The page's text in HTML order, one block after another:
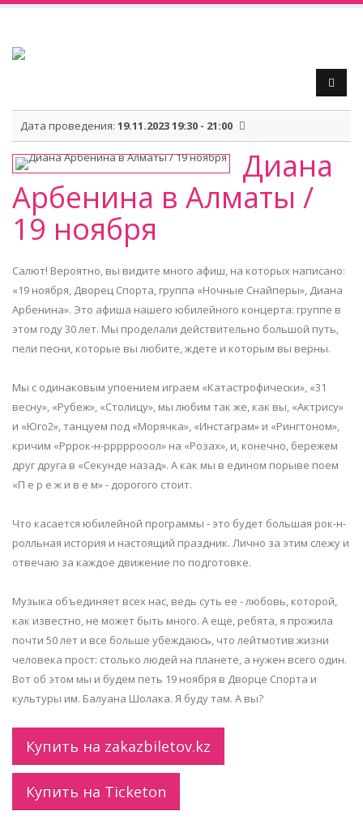
Дата проведения: 19.11.2023 19:30 - 21:00
Диана
Арбенина в Алматы /
19 ноября
Салют! Вероятно, вы видите много афиш, на которых написано:
«19 ноября, Дворец Спорта, группа «Ночные Снайперы», Диана
Арбенина». Это афиша нашего юбилейного концерта: группе в
этом году 30 лет. Мы проделали действительно большой путь,
пели песни, которые вы любите, ждете и которым вы верны.
Мы с одинаковым упоением играем «Катастрофически», «31
весну», «Рубеж», «Столицу», мы любим так же, как вы, «Актрису»
и «Юго2», танцуем под «Морячка», «Инстаграм» и «Рингтоном»,
кричим «Рррок-н-рррррооол» на «Розах», и, конечно, бережем
друг друга в «Секунде назад». А как мы в едином порыве поем
«П е р е ж и в е м» - дорогого стоит.
Что касается юбилейной программы - это будет большая рок-н-
ролльная история и настоящий праздник. Лично за этим слежу и
отвечаю за каждое движение по подготовке.
Музыка объединяет всех нас, ведь суть ее - любовь, которой,
как известно, не может быть много. А еще, ребята, я прожила
почти 50 лет и все больше убеждаюсь, что лейтмотив жизни
человека прост: столько людей на планете, а нужен всего один.
Вот об этом мы и будем петь 19 ноября в Дворце Спорта и
культуры им. Балуана Шолака. Я буду там. А вы?
Купить на zakazbiletov.kz
Купить на Ticketon